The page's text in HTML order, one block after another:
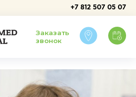
+7 812 507 05 07
Заказать
звонок